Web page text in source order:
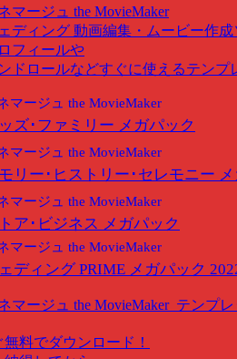
マージュ the MovieMaker
ディング 動画編集・ムービー作成
フィールや
ドロールなどすぐに使えるテンプ
マージュ the MovieMaker
ズ･ファミリー メガパック
マージュ the MovieMaker
リー･ヒストリー･セレモニー
マージュ the MovieMaker
ア･ビジネス メガパック
マージュ the MovieMaker
ディング PRIME メガパック
マージュ the MovieMakerテンプ
料でダウンロード！